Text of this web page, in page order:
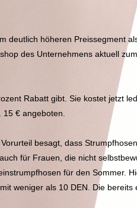
deutlich höheren Preissegment
des Unternehmens aktuell
Rabatt gibt. Sie kostet jetzt
€ angeboten.
besagt, dass
für Frauen, die nicht
für den Sommer.
weniger als 10 DEN. Die